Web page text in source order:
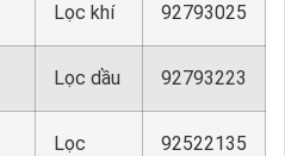
Lọc khí 92793025
Lọc dầu 92793223
Lọc
92522135